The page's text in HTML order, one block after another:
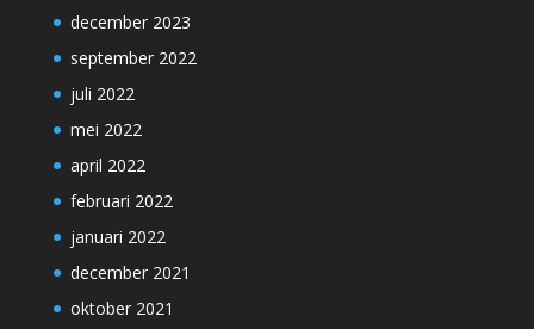
december 2023
september 2022
juli 2022
mei 2022
april 2022
februari 2022
januari 2022
december 2021
oktober 2021